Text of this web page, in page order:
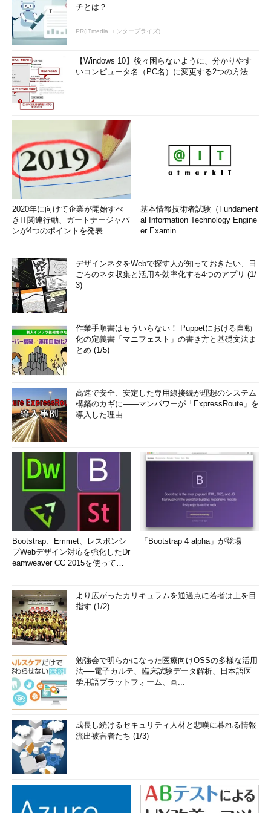
チとは？
PR(ITmedia エンタープライズ)
【Windows 10】後々困らないように、分かりやす
いコンピュータ名（PC名）に変更する2つの方法
2020年に向けて企業が開始すべ
きIT関連行動、ガートナージャパ
ンが4つのポイントを発表
基本情報技術者試験（Fundament
al Information Technology Engine
er Examin...
デザインネタをWebで探す人が知っておきたい、日
ごろのネタ収集と活用を効率化する4つのアプリ (1/
3)
作業手順書はもういらない！ Puppetにおける自動
化の定義書「マニフェスト」の書き方と基礎文法ま
とめ (1/5)
高速で安全、安定した専用線接続が理想のシステム
構築のカギに――マンパワーが「ExpressRoute」を
導入した理由
Bootstrap、Emmet、レスポンシ
ブWebデザイン対応を強化したDr
eamweaver CC 2015を使って
「Bootstrap 4 alpha」が登場
より広がったカリキュラムを通過点に若者は上を目
指す (1/2)
勉強会で明らかになった医療向けOSSの多様な活用
法──電子カルテ、臨床試験データ解析、日本語医
学用語プラットフォーム、画...
成長し続けるセキュリティ人材と悲嘆に暮れる情報
流出被害者たち (1/3)